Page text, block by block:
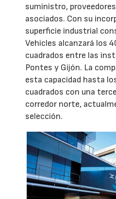
suministro,
asociados. Con su
superficie industrial
Vehicles alcanzará los
cuadrados entre las
Pontes y Gijón. La
esta capacidad hasta
cuadrados con una
corredor norte,
selección.